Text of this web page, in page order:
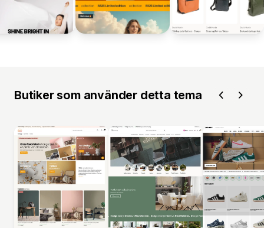
Butiker som använder detta tema